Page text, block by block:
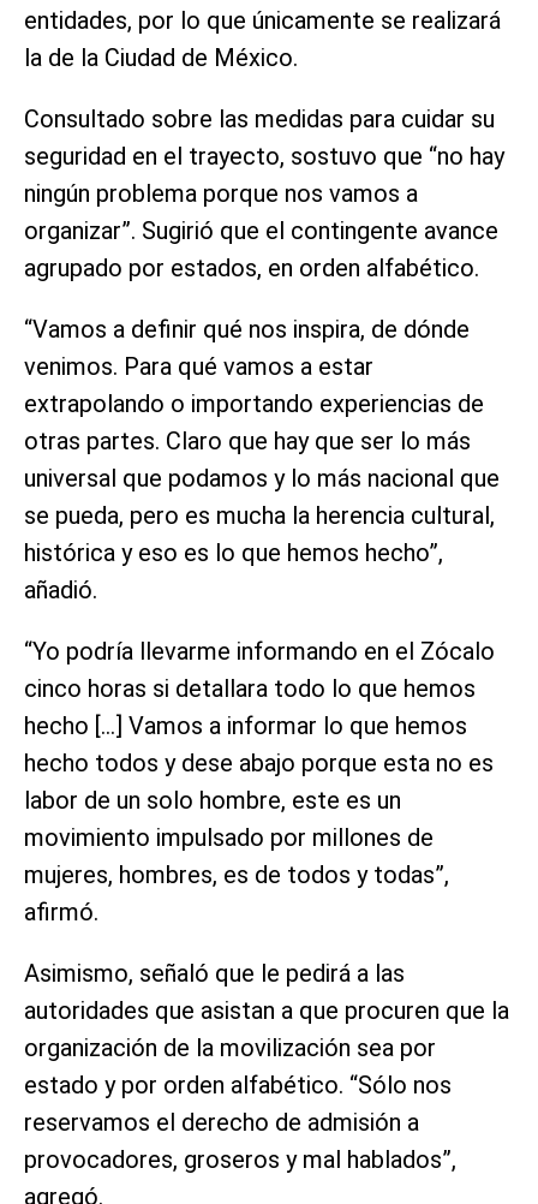
entidades, por lo que únicamente se realizará
la de la Ciudad de México.
Consultado sobre las medidas para cuidar su
seguridad en el trayecto, sostuvo que “no hay
ningún problema porque nos vamos a
organizar”. Sugirió que el contingente avance
agrupado por estados, en orden alfabético.
“Vamos a definir qué nos inspira, de dónde
venimos. Para qué vamos a estar
extrapolando o importando experiencias de
otras partes. Claro que hay que ser lo más
universal que podamos y lo más nacional que
se pueda, pero es mucha la herencia cultural,
histórica y eso es lo que hemos hecho”,
añadió.
“Yo podría llevarme informando en el Zócalo
cinco horas si detallara todo lo que hemos
hecho […] Vamos a informar lo que hemos
hecho todos y dese abajo porque esta no es
labor de un solo hombre, este es un
movimiento impulsado por millones de
mujeres, hombres, es de todos y todas”,
afirmó.
Asimismo, señaló que le pedirá a las
autoridades que asistan a que procuren que la
organización de la movilización sea por
estado y por orden alfabético. “Sólo nos
reservamos el derecho de admisión a
provocadores, groseros y mal hablados”,
agregó.